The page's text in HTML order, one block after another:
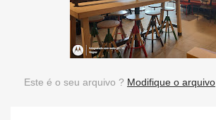
Este é o seu arquivo ? Modifique o arquivo